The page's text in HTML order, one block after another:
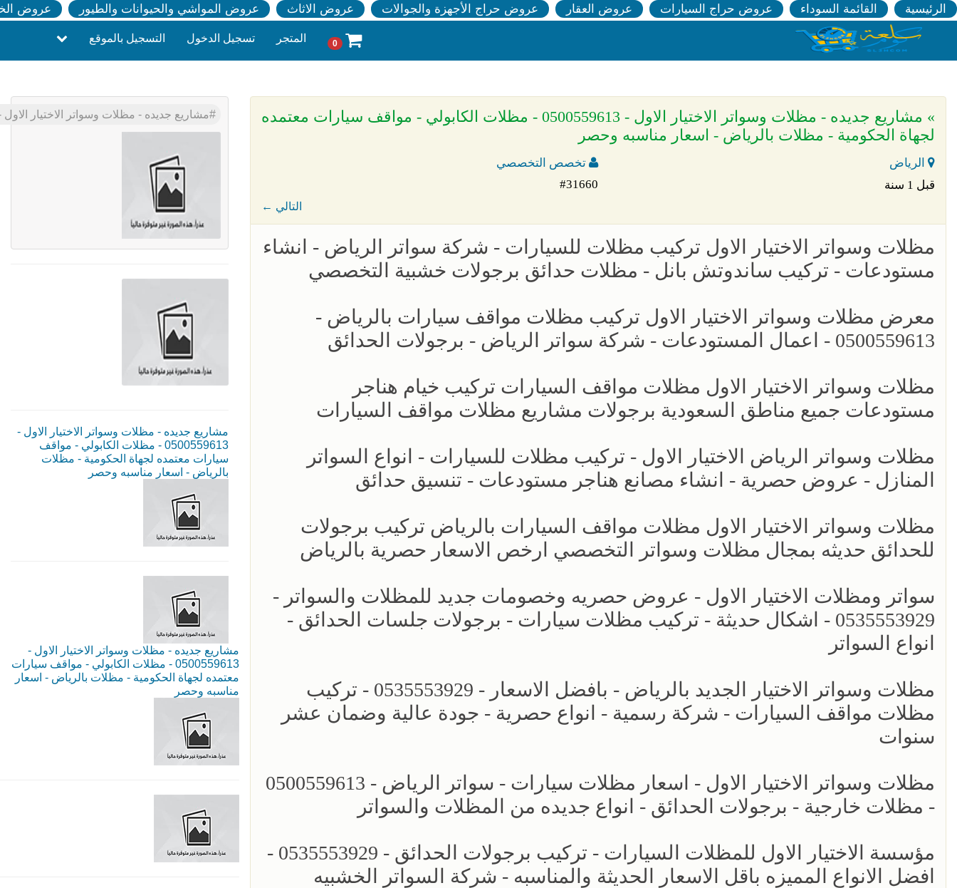
الرئيسية القائمة السوداء عروض حراج السيارات عروض العقار عروض حراج الأجهزة والجوالات عروض الاثاث عروض المواشي والحيوانات والطيور عروض
0 المتجر تسجيل الدخول التسجيل بالموقع
» مشاريع جديده - مظلات وسواتر الاختيار الاول - 0500559613 - مظلات الكابولي - مواقف سيارات معتمده
لجهاة الحكومية - مظلات بالرياض - اسعار مناسبه وحصر
الرياض
تخصص التخصصي
قبل 1 سنة
#31660
← التالي
مظلات وسواتر الاختيار الاول تركيب مظلات للسيارات - شركة سواتر الرياض - انشاء
مستودعات - تركيب ساندوتش بانل - مظلات حدائق برجولات خشبية التخصصي
معرض مظلات وسواتر الاختيار الاول تركيب مظلات مواقف سيارات بالرياض -
0500559613 - اعمال المستودعات - شركة سواتر الرياض - برجولات الحدائق
مظلات وسواتر الاختيار الاول مظلات مواقف السيارات تركيب خيام هناجر
مستودعات جميع مناطق السعودية برجولات مشاريع مظلات مواقف السيارات
مظلات وسواتر الرياض الاختيار الاول - تركيب مظلات للسيارات - انواع السواتر
المنازل - عروض حصرية - انشاء مصانع هناجر مستودعات - تنسيق حدائق
مظلات وسواتر الاختيار الاول مظلات مواقف السيارات بالرياض تركيب برجولات
للحدائق حديثه بمجال مظلات وسواتر التخصصي ارخص الاسعار حصرية بالرياض
سواتر ومظلات الاختيار الاول - عروض حصريه وخصومات جديد للمظلات والسواتر -
0535553929 - اشكال حديثة - تركيب مظلات سيارات - برجولات جلسات الحدائق -
انواع السواتر
مظلات وسواتر الاختيار الجديد بالرياض - بافضل الاسعار - 0535553929 - تركيب
مظلات مواقف السيارات - شركة رسمية - انواع حصرية - جودة عالية وضمان عشر
سنوات
مظلات وسواتر الاختيار الاول - اسعار مظلات سيارات - سواتر الرياض - 0500559613
- مظلات خارجية - برجولات الحدائق - انواع جديده من المظلات والسواتر
مؤسسة الاختيار الاول للمظلات السيارات - تركيب برجولات الحدائق - 0535553929 -
افضل الانواع المميزه باقل الاسعار الحديثة والمناسبه - شركة السواتر الخشبيه
مشاريع جديده - مظلات وسواتر الاختيار الاول - 0500559613 - مظلات الكابولي - مواقف سيارات معتمده لجهاة الحكومية - مظلات بالرياض - اسعار مناسبه
مشاريع جديده - مظلات وسواتر الاختيار الاول -
0500559613 - مظلات الكابولي - مواقف
سيارات معتمده لجهاة الحكومية - مظلات
بالرياض - اسعار مناسبه وحصر
مشاريع جديده - مظلات وسواتر الاختيار الاول -
0500559613 - مظلات الكابولي - مواقف سيارات
معتمده لجهاة الحكومية - مظلات بالرياض - اسعار
مناسبه وحصر